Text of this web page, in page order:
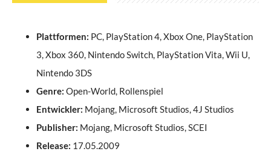
Plattformen: PC, PlayStation 4, Xbox One, PlayStation
3, Xbox 360, Nintendo Switch, PlayStation Vita, Wii U,
Nintendo 3DS
Genre: Open-World, Rollenspiel
Entwickler: Mojang, Microsoft Studios, 4J Studios
Publisher: Mojang, Microsoft Studios, SCEI
Release: 17.05.2009